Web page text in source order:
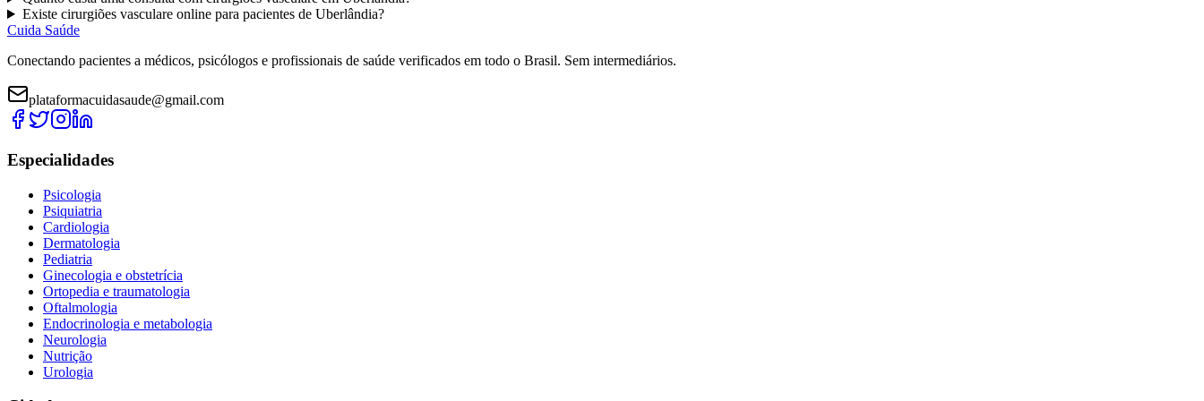
Existe cirurgiões vasculareonline para pacientes de Uberlândia?
Cuida Saúde
Conectando pacientes a médicos, psicólogos e profissionais de saúde verificados em todo o Brasil. Sem intermediários.
plataformacuidasaude@gmail.com
Especialidades
Psicologia
Psiquiatria
Cardiologia
Dermatologia
Pediatria
Ginecologia e obstetrícia
Ortopedia e traumatologia
Oftalmologia
Endocrinologia e metabologia
Neurologia
Nutrição
Urologia